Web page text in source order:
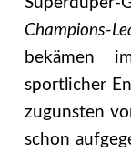
Champions-
bekämen
sportlicher
zugunsten
schon